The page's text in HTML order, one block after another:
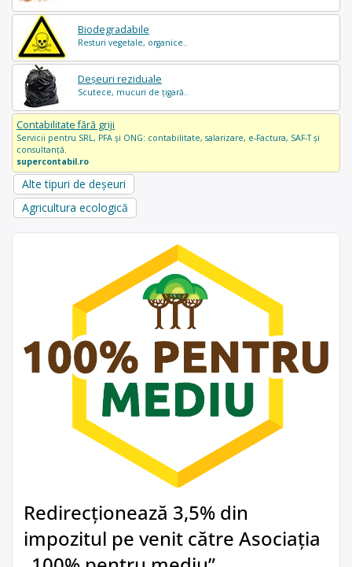
Biodegradabile
Resturi vegetale, organice..
Deșeuri reziduale
Scutece, mucuri de țigară..
Contabilitate fără griji
Servicii pentru SRL, PFA și ONG: contabilitate, salarizare, e-Factura, SAF-T și
consultanță.
supercontabil.ro
Alte tipuri de deșeuri
Agricultura ecologică
Redirecționează 3,5% din
impozitul pe venit către Asociația